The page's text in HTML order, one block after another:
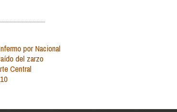
por Nacional
del zarzo
Central